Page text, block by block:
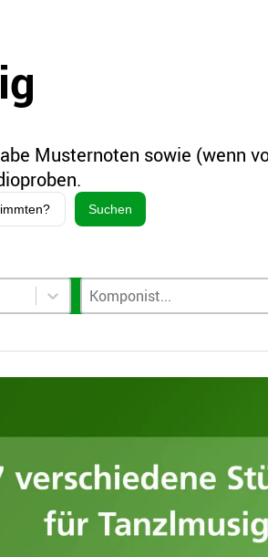
Musternoten sowie (wenn
Suchen
Komponisten-Filter
Select content
Select content